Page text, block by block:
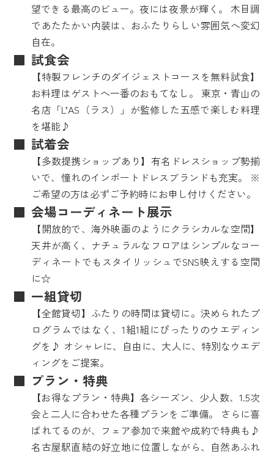
望できる最高のビュー。夜には夜景が輝く。 木目調
であたたかい内装は、おふたりらしい雰囲気へ変幻
自在。
試食会
【特製フレンチのダイジェストコースを無料試食】
お料理はゲストへ一番のおもてなし。 東京・青山の
名店「L’AS（ラス）」が監修した五感で楽しむ料理
を堪能♪
試着会
【多数提携ショップあり】有名ドレスショップ勢揃
いで、憧れのインポートドレスブランドも充実。 ※
ご希望の方は必ずご予約時にお申し付けください。
会場コーディネート展示
【開放的で、海外映画のようにクラシカルな空間】
天井が高く、ナチュラルなフロアはシンプルなコー
ディネートでもスタイリッシュでSNS映えする空間
に☆
一組貸切
【全館貸切】ふたりの時間は貸切に。決められたプ
ログラムではなく、1組1組にぴったりのウエディン
グを♪ オシャレに、自由に、大人に、特別なウエデ
ィングをご提案。
プラン・特典
【お得なプラン・特典】各シーズン、少人数、1.5次
会と二人に合わせた各種プランをご準備。 さらに喜
ばれてるのが、フェア参加で来館や成約で特典も♪
名古屋駅直結の好立地に位置しながら、自然あふれ